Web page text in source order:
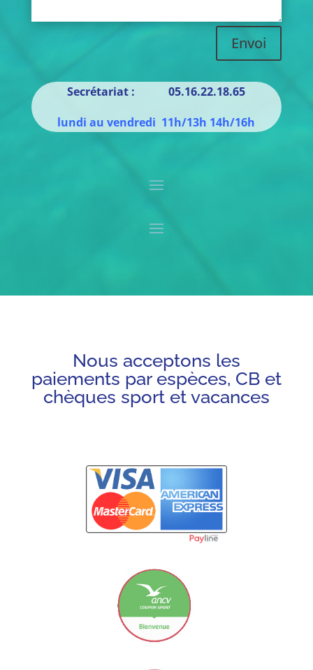
Envoi
Secrétariat : 05.16.22.18.65
lundi au vendredi 11h/13h 14h/16h
Nous acceptons les
paiements par espèces, CB et
chèques sport et vacances
Carte Bancaire